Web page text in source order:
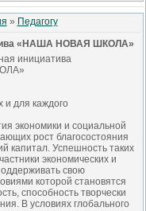
» Педагогу
«НАША НОВАЯ ШКОЛА»
инициатива
для каждого
экономики и социальной
рост благосостояния
капитал. Успешность таких
экономических и
свою
которой становятся
способность творчески
В условиях глобального